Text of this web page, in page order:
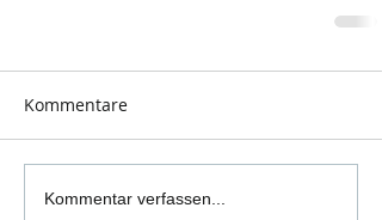
Kommentare
Kommentar verfassen...